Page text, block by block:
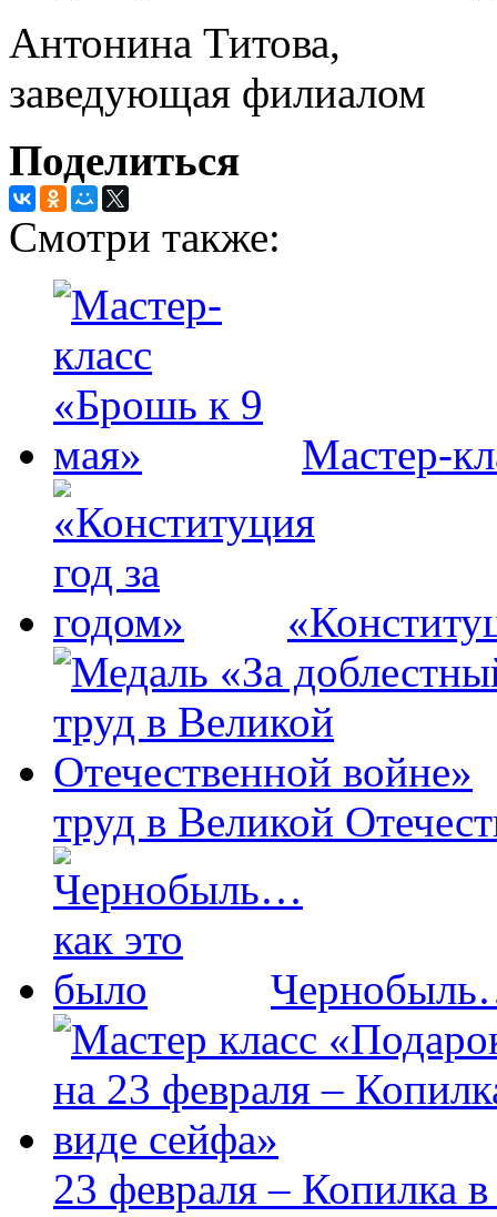
Антонина Титова,
заведующая филиалом
Поделиться
Смотри также:
Мастер-
труд в Великой
23 февраля – Копилка